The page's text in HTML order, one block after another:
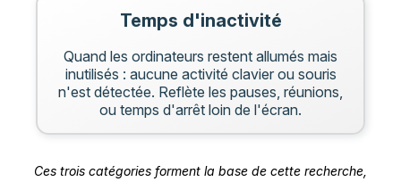
Temps d'inactivité
Quand les ordinateurs restent allumés mais
inutilisés : aucune activité clavier ou souris
n'est détectée. Reflète les pauses, réunions,
ou temps d'arrêt loin de l'écran.
Ces trois catégories forment la base de cette recherche,